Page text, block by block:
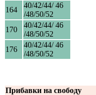
164
40/42/44/ 46
/48/50/52
170
40/42/44/ 46
/48/50/52
176
40/42/44/ 46
/48/50/52
Прибавки на свободу